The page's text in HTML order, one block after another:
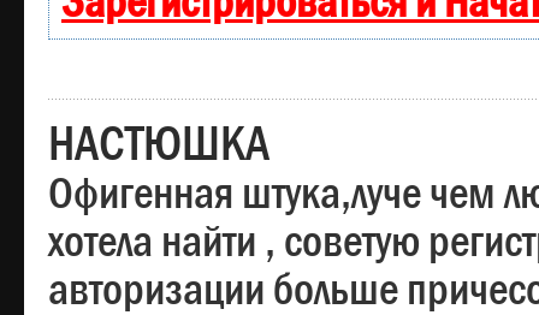
НАСТЮШКА
Офигенная штука,луче чем
хотела найти , советую
авторизации больше